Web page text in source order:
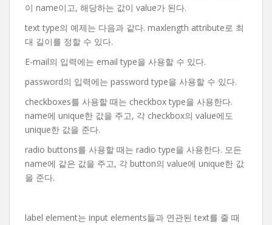
이 name이고, 해당하는 값이 value가 된다.
text type의 예제는 다음과 같다. maxlength attribute로 최
대 길이를 정할 수 있다.
E-mail의 입력에는 email type을 사용할 수 있다.
password의 입력에는 password type을 사용할 수 있다.
checkboxes를 사용할 때는 checkbox type을 사용한다.
name에 unique한 값을 주고, 각 checkbox의 value에도
unique한 값을 준다.
radio buttons를 사용할 때는 radio type을 사용한다. 모든
name에 같은 값을 주고, 각 button의 value에 unique한 값
을 준다.
label element는 input elements들과 연관된 text를 줄 때